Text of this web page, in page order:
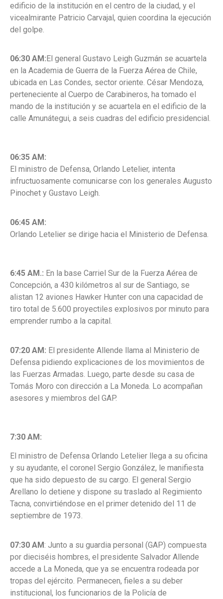
edificio de la institución en el centro de la ciudad, y el
vicealmirante Patricio Carvajal, quien coordina la ejecución
del golpe.
06:30 AM:El general Gustavo Leigh Guzmán se acuartela
en la Academia de Guerra de la Fuerza Aérea de Chile,
ubicada en Las Condes, sector oriente. César Mendoza,
perteneciente al Cuerpo de Carabineros, ha tomado el
mando de la institución y se acuartela en el edificio de la
calle Amunátegui, a seis cuadras del edificio presidencial.
06:35 AM:
El ministro de Defensa, Orlando Letelier, intenta
infructuosamente comunicarse con los generales Augusto
Pinochet y Gustavo Leigh.
06:45 AM:
Orlando Letelier se dirige hacia el Ministerio de Defensa.
6:45 AM.: En la base Carriel Sur de la Fuerza Aérea de
Concepción, a 430 kilómetros al sur de Santiago, se
alistan 12 aviones Hawker Hunter con una capacidad de
tiro total de 5.600 proyectiles explosivos por minuto para
emprender rumbo a la capital.
07:20 AM: El presidente Allende llama al Ministerio de
Defensa pidiendo explicaciones de los movimientos de
las Fuerzas Armadas. Luego, parte desde su casa de
Tomás Moro con dirección a La Moneda. Lo acompañan
asesores y miembros del GAP.
7:30 AM:
El ministro de Defensa Orlando Letelier llega a su oficina
y su ayudante, el coronel Sergio González, le manifiesta
que ha sido depuesto de su cargo. El general Sergio
Arellano lo detiene y dispone su traslado al Regimiento
Tacna, convirtiéndose en el primer detenido del 11 de
septiembre de 1973.
07:30 AM: Junto a su guardia personal (GAP) compuesta
por dieciséis hombres, el presidente Salvador Allende
accede a La Moneda, que ya se encuentra rodeada por
tropas del ejército. Permanecen, fieles a su deber
institucional, los funcionarios de la Policía de